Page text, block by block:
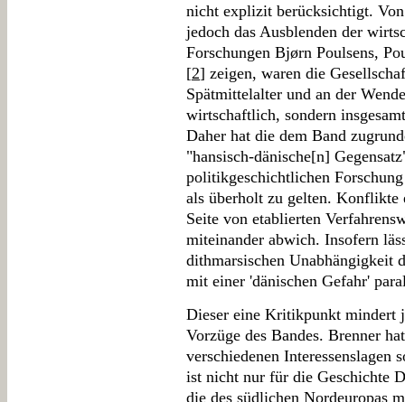
nicht explizit berücksichtigt.
jedoch das Ausblenden der
Forschungen Bjørn Poulsens,
[2] zeigen, waren die
Spätmittelalter und an der
wirtschaftlich, sondern
Daher hat die dem Band
"hansisch-dänische[n]
politikgeschichtlichen
als überholt zu gelten. Konflikte
Seite von etablierten
miteinander abwich. Insofern
dithmarsischen Unabhängigkeit
mit einer 'dänischen Gefahr'
Dieser eine Kritikpunkt mindert
Vorzüge des Bandes. Brenner
verschiedenen
ist nicht nur für die Geschichte
die des südlichen Nordeuropas